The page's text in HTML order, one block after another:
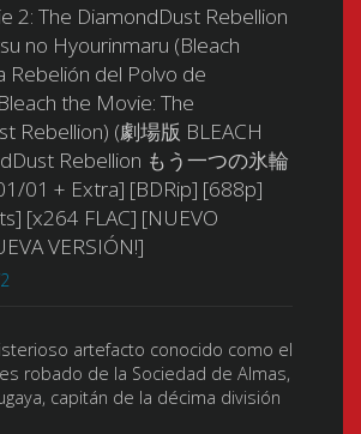
地
獄
篇)
[2010]
[01/01
[BDRip]
3:
Fundido
a
Negro)
(Gekijouban
–
Kimi
2: The DiamondDust Rebellion
no Hyourinmaru (Bleach
Rebelión del Polvo de
the Movie: The
Rebellion) (劇場版 BLEACH
Rebellion もう一つの氷輪
01 + Extra] [BDRip] [688p]
[x264 FLAC] [NUEVO
VERSIÓN!]
artefacto conocido como el
robado de la Sociedad de Almas,
capitán de la décima división